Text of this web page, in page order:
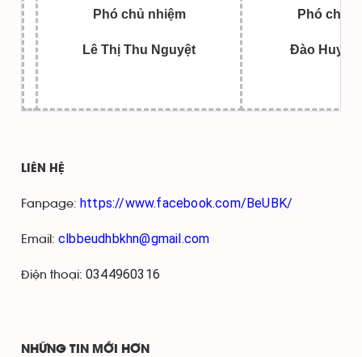
Phó chủ nhiệm
Lê Thị Thu Nguyệt
Phó chủ
Đào Huyền
LIÊN HỆ
Fanpage: https://www.facebook.com/BeUBK/
Email: clbbeudhbkhn@gmail.com
Điện thoại: 0344960316
NHỮNG TIN MỚI HƠN